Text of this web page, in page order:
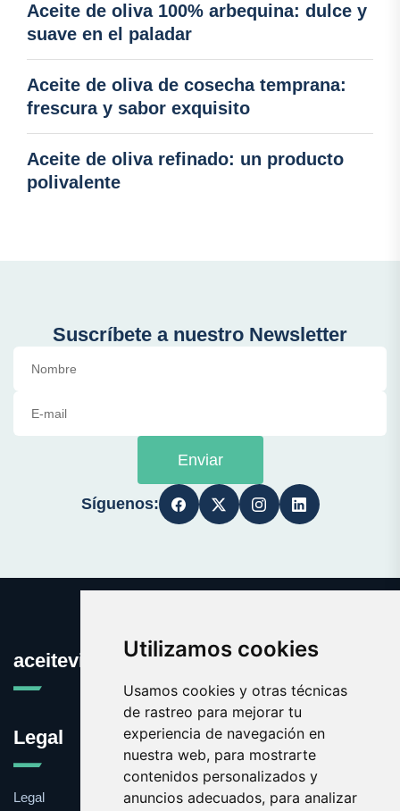
Utilizamos cookies
Usamos cookies y otras técnicas
de rastreo para mejorar tu
experiencia de navegación en
nuestra web, para mostrarte
contenidos personalizados y
anuncios adecuados, para analizar
Aceite de oliva 100% arbequina: dulce y
suave en el paladar
Aceite de oliva de cosecha temprana:
frescura y sabor exquisito
Aceite de oliva refinado: un producto
polivalente
Suscríbete a nuestro Newsletter
Enviar
Síguenos:
aceitevirgen.es
Legal
Legal